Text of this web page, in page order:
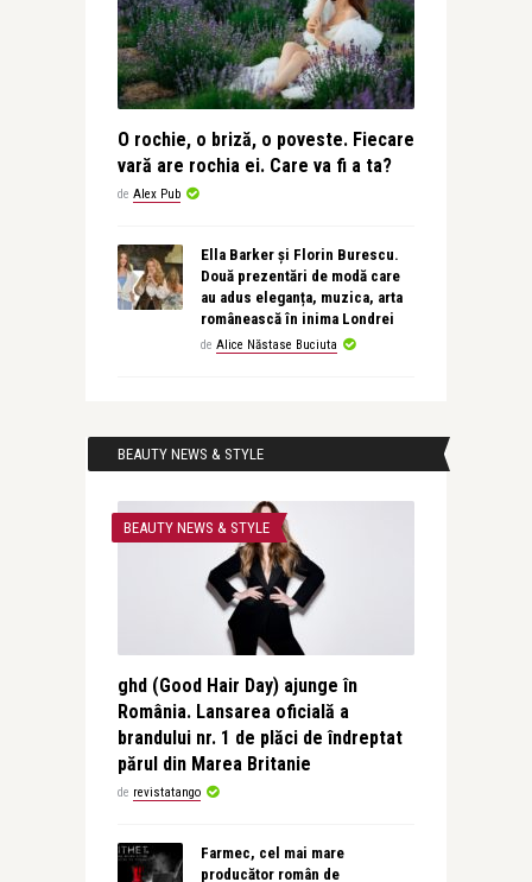
O rochie, o briză, o poveste. Fiecare
vară are rochia ei. Care va fi a ta?
de Alex Pub
Ella Barker și Florin Burescu.
Două prezentări de modă care
au adus eleganța, muzica, arta
românească în inima Londrei
de Alice Năstase Buciuta
BEAUTY NEWS & STYLE
BEAUTY NEWS & STYLE
ghd (Good Hair Day) ajunge în
România. Lansarea oficială a
brandului nr. 1 de plăci de îndreptat
părul din Marea Britanie
de revistatango
Farmec, cel mai mare
producător român de